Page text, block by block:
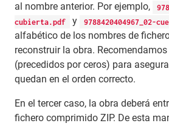
al nombre anterior. Por ejemplo,
cubierta.pdf
y 9788420404967_02-
alfabético de los nombres de
reconstruir la obra.
(precedidos por ceros) para
quedan en el orden correcto.
En el tercer caso, la obra deberá
fichero comprimido ZIP. De esta